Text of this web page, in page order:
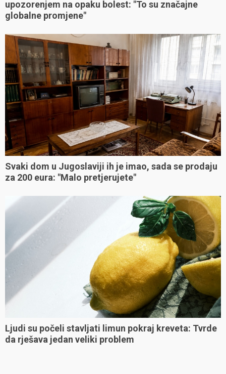
upozorenjem na opaku bolest: "To su značajne
globalne promjene"
Svaki dom u Jugoslaviji ih je imao, sada se prodaju
za 200 eura: "Malo pretjerujete"
Ljudi su počeli stavljati limun pokraj kreveta: Tvrde
da rješava jedan veliki problem